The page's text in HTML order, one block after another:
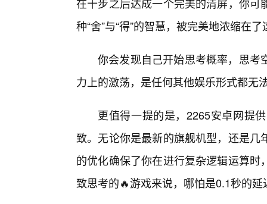
种“舍”与“得”的智慧，被完美地浓缩在
你会发现自己开始思考概率，思考
力上的激荡，是任何其他娱乐形式都无
更值得一提的是，2265安卓网提
致。无论你是最新的旗舰机型，还是
的优化确保了你在进行复杂逻辑运算
致思考的🔥游戏来说，哪怕是0.1秒的